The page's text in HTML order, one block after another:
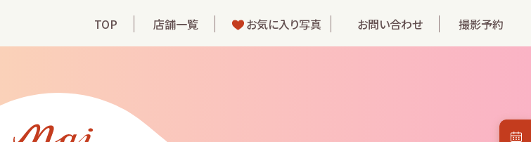
TOP 店舗一覧 お気に入り写真 お問い合わせ 撮影予約